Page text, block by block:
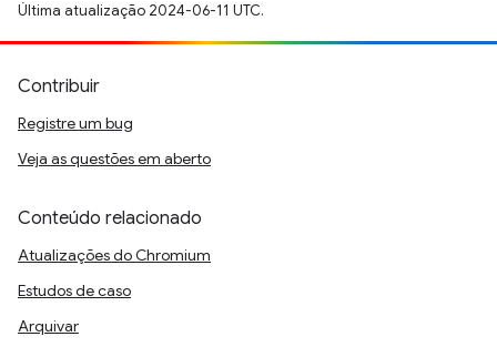
Última atualização 2024-06-11 UTC.
Contribuir
Registre um bug
Veja as questões em aberto
Conteúdo relacionado
Atualizações do Chromium
Estudos de caso
Arquivar